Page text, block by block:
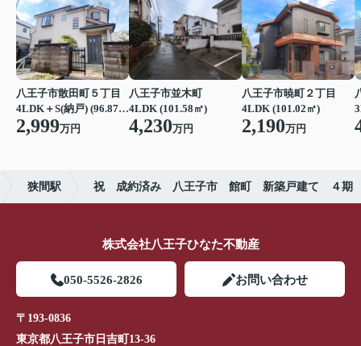
八王子市散田町５丁目
4LDK＋S(納戸) (96.87㎡)
2,999万円
八王子市並木町
4LDK (101.58㎡)
4,230万円
八王子市暁町２丁目
4LDK (101.02㎡)
2,190万円
狭間駅 祝 成約済み 八王子市 館町 新築戸建て ４期
株式会社八王子ひなた不動産
050-5526-2826 お問い合わせ
〒193-0836
東京都八王子市日吉町13-36